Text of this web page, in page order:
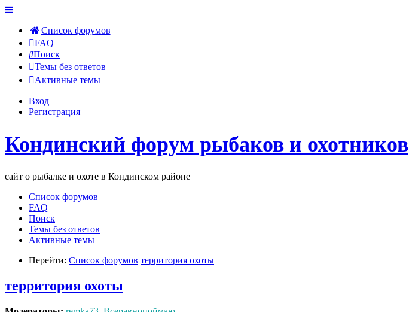
Список форумов
FAQ
Поиск
Темы без ответов
Активные темы
Вход
Регистрация
Кондинский форум рыбаков и охотников
сайт о рыбалке и охоте в Кондинском районе
Список форумов
FAQ
Поиск
Темы без ответов
Активные темы
Перейти: Список форумов территория охоты
территория охоты